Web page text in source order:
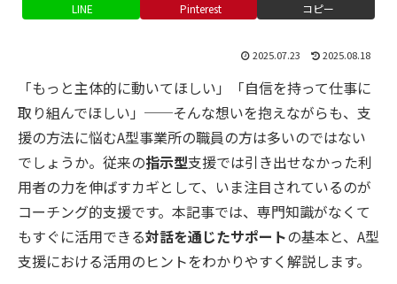
LINE Pinterest コピー
2025.07.23 2025.08.18
「もっと主体的に動いてほしい」「自信を持って仕事に
取り組んでほしい」──そんな想いを抱えながらも、支
援の方法に悩むA型事業所の職員の方は多いのではない
でしょうか。従来の指示型支援では引き出せなかった利
用者の力を伸ばすカギとして、いま注目されているのが
コーチング的支援です。本記事では、専門知識がなくて
もすぐに活用できる対話を通じたサポートの基本と、A型
支援における活用のヒントをわかりやすく解説します。